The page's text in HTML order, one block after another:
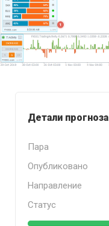
Детали прогноза
Пара
Опубликовано
Направление
Статус